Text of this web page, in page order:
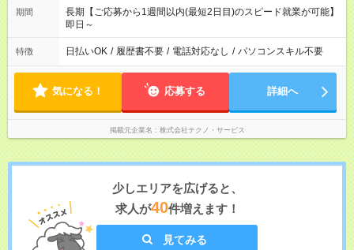
期間
長期【ご応募から1週間以内(最短2日目)のスピード就業が可能】
即日～
特徴 日払いOK / 履歴書不要 / 電話対応なし / パソコンスキル不要
気になる！ 応募する 詳細へ
掲載元企業名 株式会社テクノ・サービス
少しエリアを広げると、
求人が40件増えます！
見てみる